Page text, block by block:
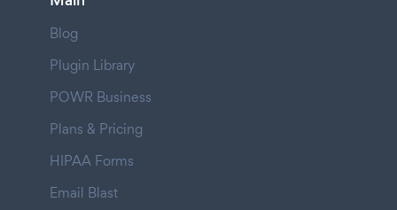
Blog
Plugin Library
POWR Business
Plans & Pricing
HIPAA Forms
Email Blast